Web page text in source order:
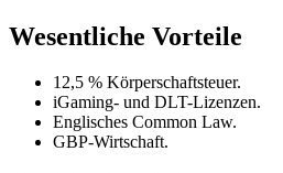
Wesentliche Vorteile
12,5 % Körperschaftsteuer.
iGaming- und DLT-Lizenzen.
Englisches Common Law.
GBP-Wirtschaft.